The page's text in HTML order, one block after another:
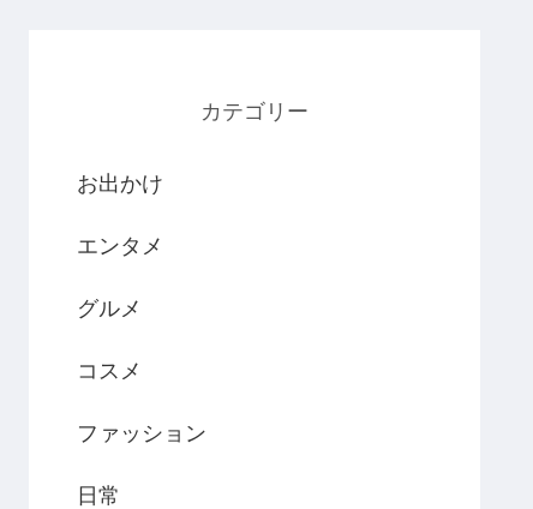
カテゴリー
お出かけ
エンタメ
グルメ
コスメ
ファッション
日常